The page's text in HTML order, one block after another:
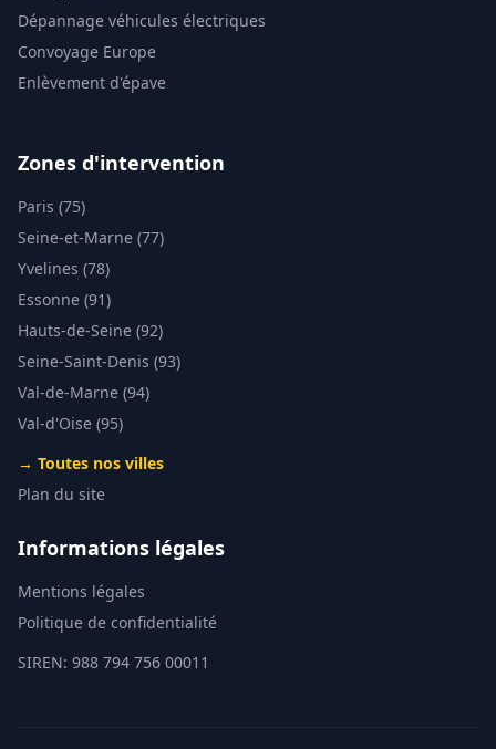
Dépannage véhicules électriques
Convoyage Europe
Enlèvement d'épave
Zones d'intervention
Paris (75)
Seine-et-Marne (77)
Yvelines (78)
Essonne (91)
Hauts-de-Seine (92)
Seine-Saint-Denis (93)
Val-de-Marne (94)
Val-d'Oise (95)
→ Toutes nos villes
Plan du site
Informations légales
Mentions légales
Politique de confidentialité
SIREN: 988 794 756 00011